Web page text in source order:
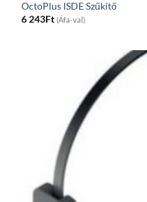
OctoPlus ISDE Szűkítő
6 243Ft (Áfa-val)